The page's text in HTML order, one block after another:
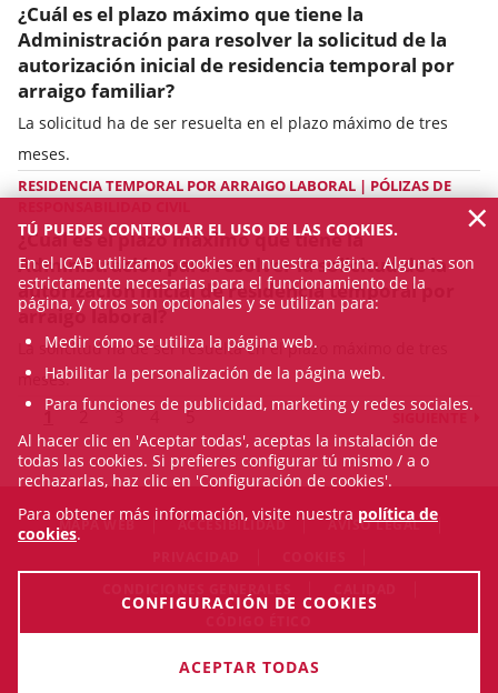
¿Cuál es el plazo máximo que tiene la
Administración para resolver la solicitud de la
autorización inicial de residencia temporal por
arraigo familiar?
La solicitud ha de ser resuelta en el plazo máximo de tres
meses.
RESIDENCIA TEMPORAL POR ARRAIGO LABORAL | PÓLIZAS DE
¿Cuál es el plazo máximo que tiene la
Administración para resolver la solicitud de la
autorización inicial de residencia temporal por
arraigo laboral?
La solicitud ha de ser resuelta en el plazo máximo de tres
meses.
1 2 3 4 5
MAPA WEB ACCESIBILIDAD
AVISO LEGAL
© Thu Aug 06 07:48:42 CEST 2026 Il·lustre Col·legi de
TÚ PUEDES CONTROLAR EL USO DE LAS COOKIES.
En el ICAB utilizamos cookies en nuestra página. Algunas son
estrictamente necesarias para el funcionamiento de la
página, y otros son opcionales y se utilizan para:
Medir cómo se utiliza la página web.
Habilitar la personalización de la página web.
Para funciones de publicidad, marketing y redes sociales.
Al hacer clic en 'Aceptar todas', aceptas la instalación de
todas las cookies. Si prefieres configurar tú mismo / a o
rechazarlas, haz clic en 'Configuración de cookies'.
Para obtener más información, visite nuestra política de
cookies.
CONFIGURACIÓN DE COOKIES
ACEPTAR TODAS
×